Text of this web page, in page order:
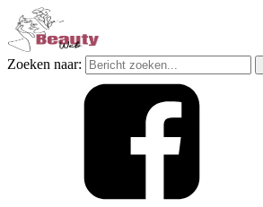
Zoeken naar: